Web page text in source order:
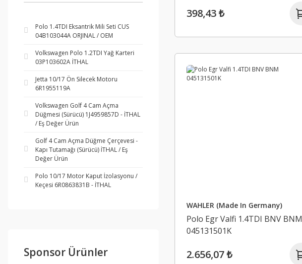
Polo 1.4TDI Eksantrik Mili Seti CUS
04B103044A ORJINAL / OEM
Volkswagen Polo 1.2TDI Yağ Karteri
03P103602A İTHAL
Jetta 10/17 Ön Silecek Motoru
6R1955119A
Volkswagen Golf 4 Cam Açma
Düğmesi (Sürücü) 1J4959857D - İTHAL
/ Eş Değer Ürün
Golf 4 Cam Açma Düğme Çerçevesi -
Kapı Tutamağı (Sürücü) İTHAL / Eş
Değer Ürün
Polo 10/17 Motor Kaput İzolasyonu /
Keçesi 6R0863831B - İTHAL
Sponsor Ürünler
398,43 ₺
WAHLER (Made In Germany)
Polo Egr Valfi 1.4TDI BNV BNM
045131501K
2.656,07 ₺